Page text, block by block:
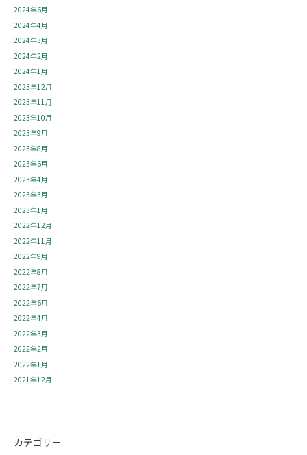
2024年6月
2024年4月
2024年3月
2024年2月
2024年1月
2023年12月
2023年11月
2023年10月
2023年9月
2023年8月
2023年6月
2023年4月
2023年3月
2023年1月
2022年12月
2022年11月
2022年9月
2022年8月
2022年7月
2022年6月
2022年4月
2022年3月
2022年2月
2022年1月
2021年12月
カテゴリー